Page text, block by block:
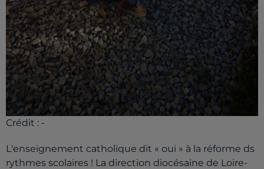
Crédit : -
L'enseignement catholique dit « oui » à la réforme ds
rythmes scolaires ! La direction diocésaine de Loire-